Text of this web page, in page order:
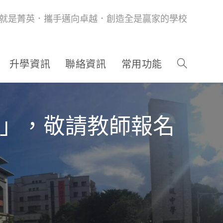
是菁英．攜手邁向卓越．創造全是贏家的學校
升學資訊 聯絡資訊 常用功能
，敬請教師報名